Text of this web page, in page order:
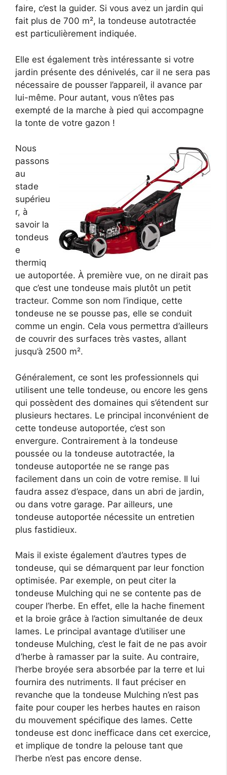
faire, c’est la guider. Si vous avez un jardin qui
fait plus de 700 m², la tondeuse autotractée
est particulièrement indiquée.
Elle est également très intéressante si votre
jardin présente des dénivelés, car il ne sera pas
nécessaire de pousser l’appareil, il avance par
lui-même. Pour autant, vous n’êtes pas
exempté de la marche à pied qui accompagne
la tonte de votre gazon !
Nous
passons
au
stade
supérieu
r, à
savoir la
tondeus
e
thermiq
ue autoportée. À première vue, on ne dirait pas
que c’est une tondeuse mais plutôt un petit
tracteur. Comme son nom l’indique, cette
tondeuse ne se pousse pas, elle se conduit
comme un engin. Cela vous permettra d’ailleurs
de couvrir des surfaces très vastes, allant
jusqu’à 2500 m².
Généralement, ce sont les professionnels qui
utilisent une telle tondeuse, ou encore les gens
qui possèdent des domaines qui s’étendent sur
plusieurs hectares. Le principal inconvénient de
cette tondeuse autoportée, c’est son
envergure. Contrairement à la tondeuse
poussée ou la tondeuse autotractée, la
tondeuse autoportée ne se range pas
facilement dans un coin de votre remise. Il lui
faudra assez d’espace, dans un abri de jardin,
ou dans votre garage. Par ailleurs, une
tondeuse autoportée nécessite un entretien
plus fastidieux.
Mais il existe également d’autres types de
tondeuse, qui se démarquent par leur fonction
optimisée. Par exemple, on peut citer la
tondeuse Mulching qui ne se contente pas de
couper l’herbe. En effet, elle la hache finement
et la broie grâce à l’action simultanée de deux
lames. Le principal avantage d’utiliser une
tondeuse Mulching, c’est le fait de ne pas avoir
d’herbe à ramasser par la suite. Au contraire,
l’herbe broyée sera absorbée par la terre et lui
fournira des nutriments. Il faut préciser en
revanche que la tondeuse Mulching n’est pas
faite pour couper les herbes hautes en raison
du mouvement spécifique des lames. Cette
tondeuse est donc inefficace dans cet exercice,
et implique de tondre la pelouse tant que
l’herbe n’est pas encore dense.